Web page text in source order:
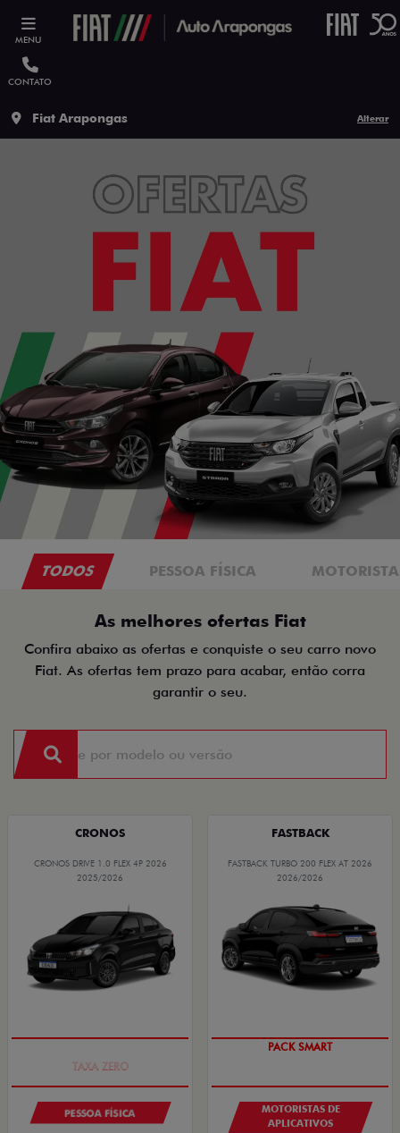
MENU
CONTATO
Fiat Arapongas Alterar
TODOS PESSOA FÍSICA
As melhores ofertas Fiat
Confira abaixo as ofertas e conquiste o seu carro novo
Fiat. As ofertas tem prazo para acabar, então corra
garantir o seu.
CRONOS
CRONOS DRIVE 1.0 FLEX 4P 2026
2025/2026
PESSOA FÍSICA
FASTBACK
FASTBACK TURBO 200 FLEX AT 2026
2026/2026
PACK SMART
MOTORISTAS DE
APLICATIVOS